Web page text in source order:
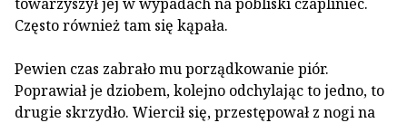
Często również tam się kąpała.
Pewien czas zabrało mu porządkowanie piór.
Poprawiał je dziobem, kolejno odchylając to jedno, to
drugie skrzydło. Wiercił się, przestępował z nogi na